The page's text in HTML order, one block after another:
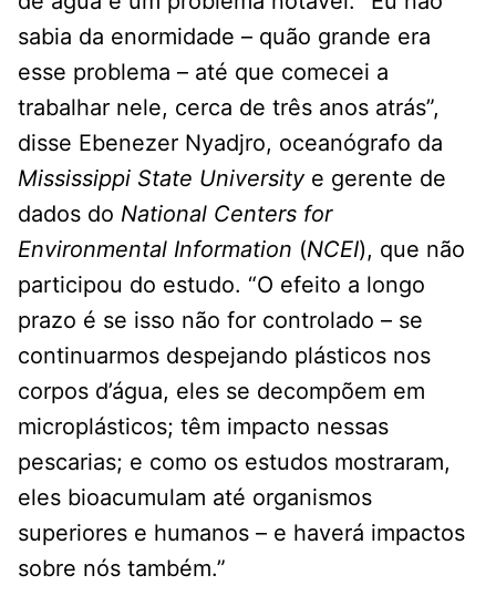
sabia da enormidade – quão grande era
esse problema – até que comecei a
trabalhar nele, cerca de três anos atrás”,
disse Ebenezer Nyadjro, oceanógrafo da
Mississippi State Universitye gerente de
dados do National Centers for
Environmental Information (NCEI), que não
participou do estudo. “O efeito a longo
prazo é se isso não for controlado – se
continuarmos despejando plásticos nos
corpos d’água, eles se decompõem em
microplásticos; têm impacto nessas
pescarias; e como os estudos mostraram,
eles bioacumulam até organismos
superiores e humanos – e haverá impactos
sobre nós também.”